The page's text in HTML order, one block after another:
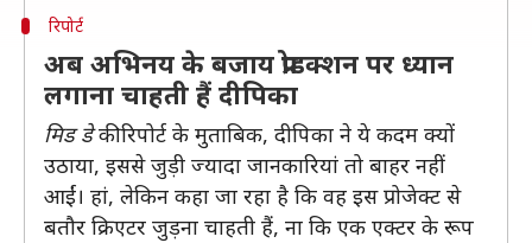
रिपोर्ट
अब अभिनय के बजाय प्रोडक्शन पर ध्यान
लगाना चाहती हैं दीपिका
मिड डेकी रिपोर्ट के मुताबिक, दीपिका ने ये कदम क्यों
उठाया, इससे जुड़ी ज्यादा जानकारियां तो बाहर नहीं
आईं। हां, लेकिन कहा जा रहा है कि वह इस प्रोजेक्ट से
बतौर क्रिएटर जुड़ना चाहती हैं, ना कि एक एक्टर के रूप